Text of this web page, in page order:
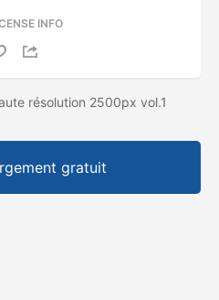
INFO
résolution 2500px vol.1
gratuit